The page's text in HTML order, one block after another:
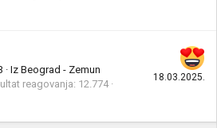
18.03.2025.
· Iz Beograd - Zemun
reagovanja 12.774